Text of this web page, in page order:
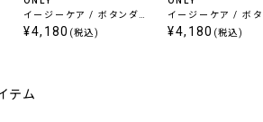
イージーケア / ボタンダウ
ン 定番ピンオックスフォー
¥4,180 (税込)
イージーケア / ボ
ン 定番ピンオックス
¥4,180 (税込)
テム